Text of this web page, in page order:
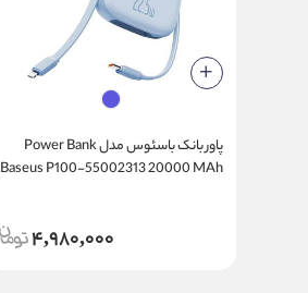
پاور بانک باسئوس مدل Power Bank
Baseus P100-55002313 20000 MAh
4,980,000